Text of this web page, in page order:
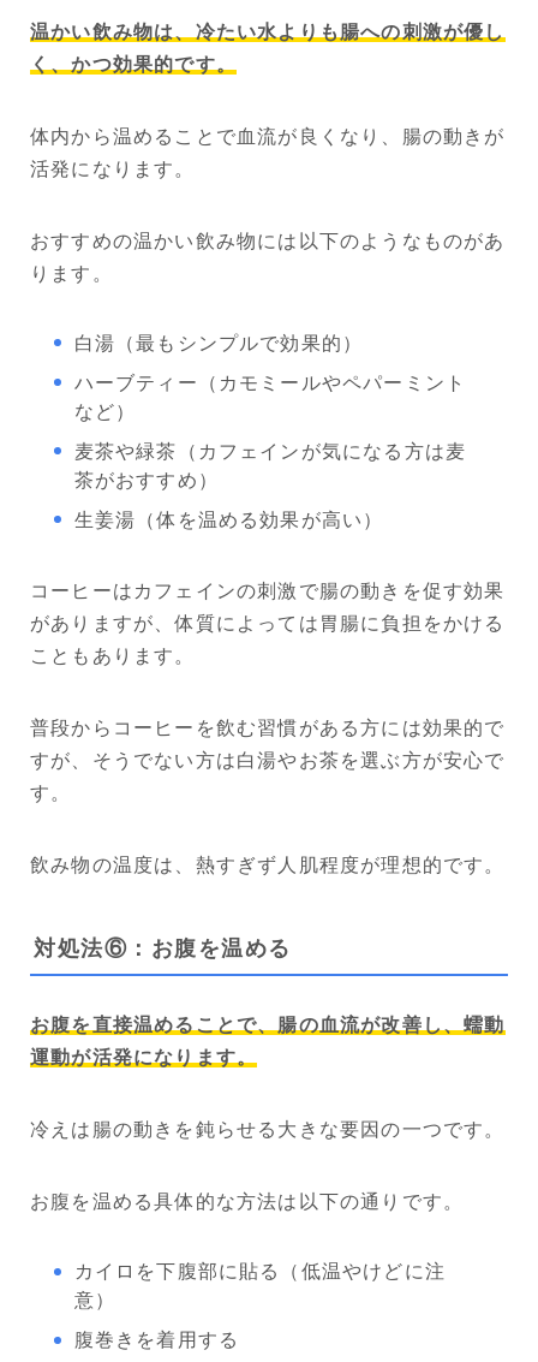
温かい飲み物は、冷たい水よりも腸への刺激が優し
く、かつ効果的です。
体内から温めることで血流が良くなり、腸の動きが
活発になります。
おすすめの温かい飲み物には以下のようなものがあ
ります。
白湯（最もシンプルで効果的）
ハーブティー（カモミールやペパーミント
など）
麦茶や緑茶（カフェインが気になる方は麦
茶がおすすめ）
生姜湯（体を温める効果が高い）
コーヒーはカフェインの刺激で腸の動きを促す効果
がありますが、体質によっては胃腸に負担をかける
こともあります。
普段からコーヒーを飲む習慣がある方には効果的で
すが、そうでない方は白湯やお茶を選ぶ方が安心で
す。
飲み物の温度は、熱すぎず人肌程度が理想的です。
対処法⑥：お腹を温める
お腹を直接温めることで、腸の血流が改善し、蠕動
運動が活発になります。
冷えは腸の動きを鈍らせる大きな要因の一つです。
お腹を温める具体的な方法は以下の通りです。
カイロを下腹部に貼る（低温やけどに注
意）
腹巻きを着用する